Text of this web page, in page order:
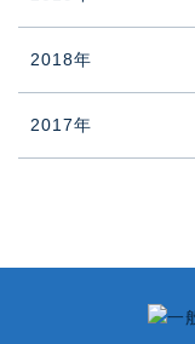
2018年
2017年